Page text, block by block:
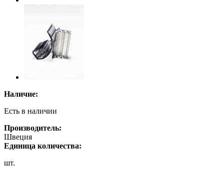
Наличие:
Есть в наличии
Производитель:
Швеция
Единица количества:
шт.